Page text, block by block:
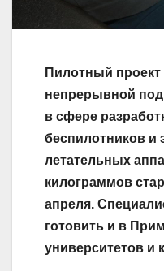
Пилотный
непрерывной
в сфере
беспилотников и
летательных
килограммов
апреля.
готовить и в
университетов и